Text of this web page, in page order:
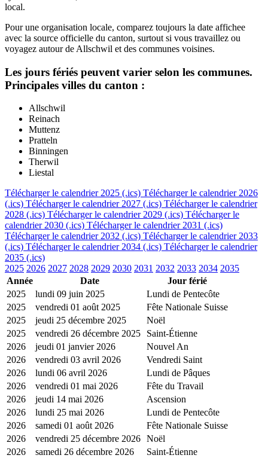
local.
Pour une organisation locale, comparez toujours la date affichee
avec la source officielle du canton, surtout si vous travaillez ou
voyagez autour de Allschwil et des communes voisines.
Les jours fériés peuvent varier selon les communes.
Principales villes du canton :
Allschwil
Reinach
Muttenz
Pratteln
Binningen
Therwil
Liestal
Télécharger le calendrier 2025 (.ics) Télécharger le calendrier 2026
(.ics) Télécharger le calendrier 2027 (.ics) Télécharger le calendrier
2028 (.ics) Télécharger le calendrier 2029 (.ics) Télécharger le
calendrier 2030 (.ics) Télécharger le calendrier 2031 (.ics)
Télécharger le calendrier 2032 (.ics) Télécharger le calendrier 2033
(.ics) Télécharger le calendrier 2034 (.ics) Télécharger le calendrier
2035 (.ics)
2025 2026 2027 2028 2029 2030 2031 2032 2033 2034 2035
Année
Date
Jour férié
2025
lundi 09 juin 2025
Lundi de Pentecôte
2025
vendredi 01 août 2025
Fête Nationale Suisse
2025
jeudi 25 décembre 2025
Noël
2025
vendredi 26 décembre 2025
Saint-Étienne
2026
jeudi 01 janvier 2026
Nouvel An
2026
vendredi 03 avril 2026
Vendredi Saint
2026
lundi 06 avril 2026
Lundi de Pâques
2026
vendredi 01 mai 2026
Fête du Travail
2026
jeudi 14 mai 2026
Ascension
2026
lundi 25 mai 2026
Lundi de Pentecôte
2026
samedi 01 août 2026
Fête Nationale Suisse
2026
vendredi 25 décembre 2026 Noël
2026
samedi 26 décembre 2026
Saint-Étienne